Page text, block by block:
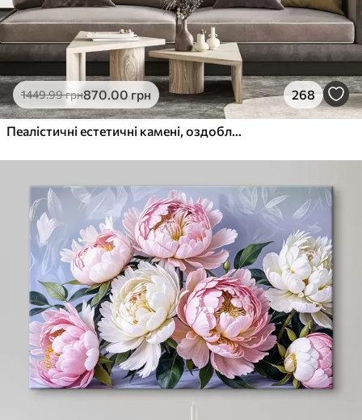
1449.99грн870.00 грн 268
Пеалістичні естетичні камені, оздоблення будинку, природне освітлення